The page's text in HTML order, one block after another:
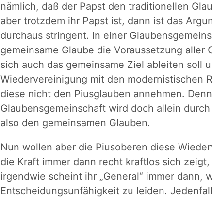
nämlich, daß der Papst den traditionellen
aber trotzdem ihr Papst ist, dann ist das
durchaus stringent. In einer
gemeinsame Glaube die Voraussetzung aller
sich auch das gemeinsame Ziel ableiten soll
Wiedervereinigung mit den modernistischen
diese nicht den Piusglauben annehmen.
Glaubensgemeinschaft wird doch allein
also den gemeinsamen Glauben.
Nun wollen aber die Piusoberen diese
die Kraft immer dann recht kraftlos sich
irgendwie scheint ihr „General“ immer dann,
Entscheidungsunfähigkeit zu leiden.